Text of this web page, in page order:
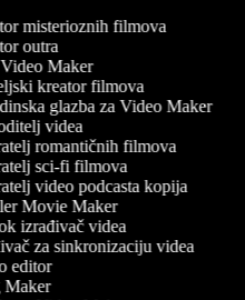
misterioznih filmova
outra
Maker
kreator filmova
glazba za Video Maker
videa
romantičnih filmova
sci-fi filmova
video podcasta kopija
Movie Maker
izrađivač videa
za sinkronizaciju videa
editor